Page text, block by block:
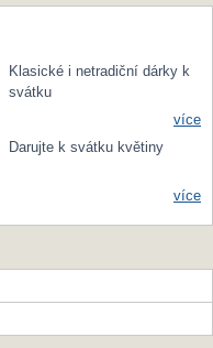
Klasické i netradiční dárky k
svátku
více
Darujte k svátku květiny
více